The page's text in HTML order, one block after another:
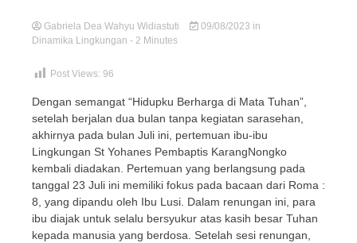
Gabriela Dea Wahyu Widiastuti 09/08/2023 in
Dinamika Lingkungan - 2 Minutes
Post Views: 96
Dengan semangat “Hidupku Berharga di Mata Tuhan”,
setelah berjalan dua bulan tanpa kegiatan sarasehan,
akhirnya pada bulan Juli ini, pertemuan ibu-ibu
Lingkungan St Yohanes Pembaptis KarangNongko
kembali diadakan. Pertemuan yang berlangsung pada
tanggal 23 Juli ini memiliki fokus pada bacaan dari Roma :
8, yang dipandu oleh Ibu Lusi. Dalam renungan ini, para
ibu diajak untuk selalu bersyukur atas kasih besar Tuhan
kepada manusia yang berdosa. Setelah sesi renungan,